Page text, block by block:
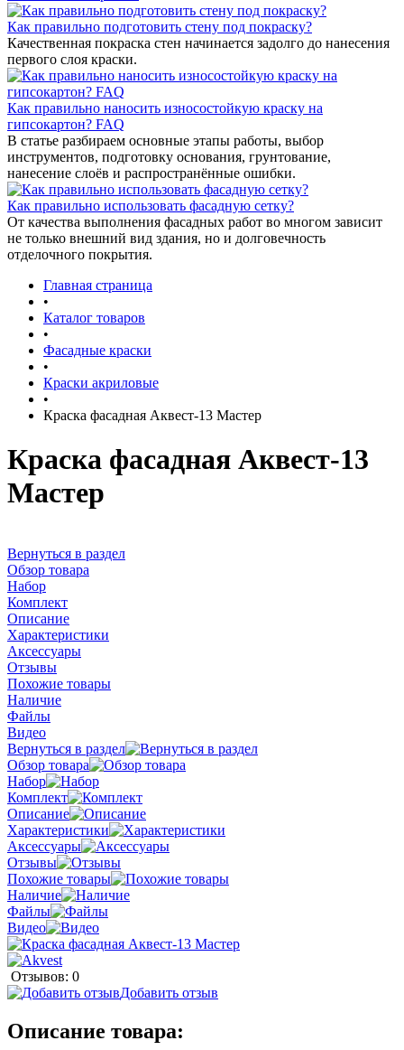
Как правильно подготовить стену под покраску?
Качественная покраска стен начинается задолго до нанесения
первого слоя краски.
Как правильно наносить износостойкую краску на
гипсокартон? FAQ
В статье разбираем основные этапы работы, выбор
инструментов, подготовку основания, грунтование,
нанесение слоёв и распространённые ошибки.
Как правильно использовать фасадную сетку?
От качества выполнения фасадных работ во многом зависит
не только внешний вид здания, но и долговечность
отделочного покрытия.
Главная страница
•
Каталог товаров
•
Фасадные краски
•
Краски акриловые
•
Краска фасадная Аквест-13 Мастер
Краска фасадная Аквест-13
Мастер
Вернуться в раздел
Обзор товара
Набор
Комплект
Описание
Характеристики
Аксессуары
Отзывы
Похожие товары
Наличие
Файлы
Видео
Вернуться в раздел
Обзор товара
Набор
Комплект
Описание
Характеристики
Аксессуары
Отзывы
Похожие товары
Наличие
Файлы
Видео
Отзывов: 0
Добавить отзыв
Описание товара: